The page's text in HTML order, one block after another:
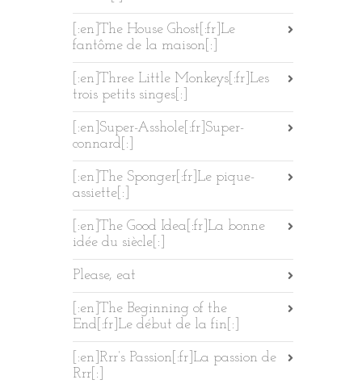
[:en]The House Ghost[:fr]Le
fantôme de la maison[:]
[:en]Three Little Monkeys[:fr]Les
trois petits singes[:]
[:en]Super-Asshole[:fr]Super-
connard[:]
[:en]The Sponger[:fr]Le pique-
assiette[:]
[:en]The Good Idea[:fr]La bonne
idée du siècle[:]
Please, eat
[:en]The Beginning of the
End[:fr]Le début de la fin[:]
[:en]Rrr’s Passion[:fr]La passion de
Rrr[:]